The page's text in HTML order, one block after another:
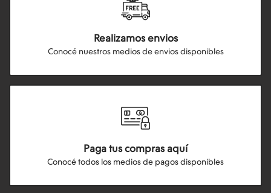
Realizamos envios
Conocé nuestros medios de envios disponibles
Paga tus compras aquí
Conocé todos los medios de pagos disponibles